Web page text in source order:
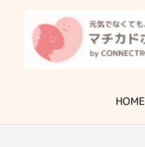
プ
HOME